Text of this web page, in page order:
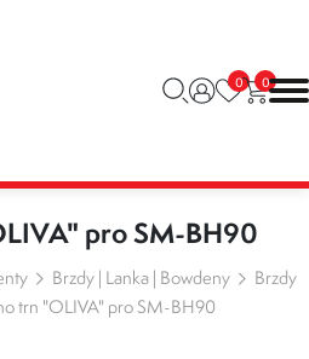
0 0
pro SM-BH90
Brzdy | Lanka | Bowdeny
Brzdy
trn "OLIVA" pro SM-BH90